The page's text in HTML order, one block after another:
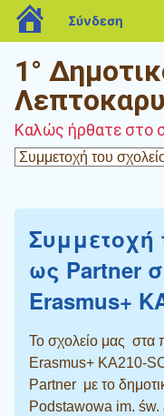
1°
Καλώς ήρθατε στο
Συμμετοχή
ως Partner
Erasmus+
Το σχολείο μας στα
Erasmus+ KA210-
Partner με το
Podstawowa im.
blogs.sch.gr
Σύνδεση